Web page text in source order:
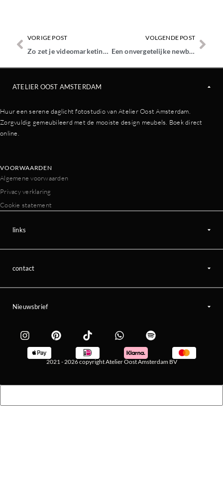
VORIGE POST
Zo zet je videomarketing voor jouw bedrijf in
VOLGENDE POST
Een onvergetelijke newborn fotoshoot: 3 tips
ATELIER OOST AMSTERDAM
Huur een serene daglicht fotostudio van Atelier Oost Amsterdam.
Zorgvuldig gemeubileerd met de mooiste design meubels. Boek direct
online.
VOORWAARDEN
Algemene voorwaarden
Privacy verklaring
Cookie statement
links
contact
Nieuwsbrief
2021 - 2026 copyright Atelier Oost Amsterdam BV